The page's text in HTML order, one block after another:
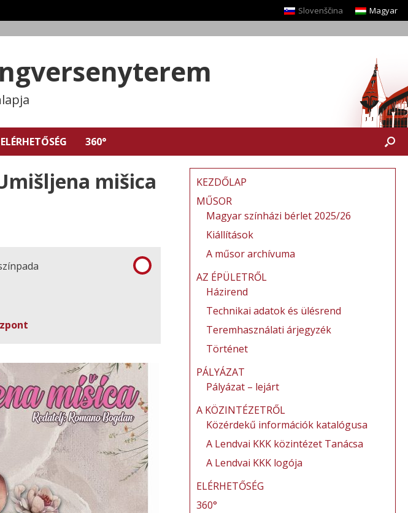
Slovenščina
Magyar
ELÉRHETŐSÉG 360°
mišica
KEZDŐLAP
MŰSOR
Magyar színházi bérlet 2025/26
Kiállítások
A műsor archívuma
AZ ÉPÜLETRŐL
Házirend
Technikai adatok és ülésrend
Teremhasználati árjegyzék
Történet
PÁLYÁZAT
Pályázat – lejárt
A KÖZINTÉZETRŐL
Közérdekű információk katalógusa
A Lendvai KKK közintézet Tanácsa
A Lendvai KKK logója
ELÉRHETŐSÉG
360°